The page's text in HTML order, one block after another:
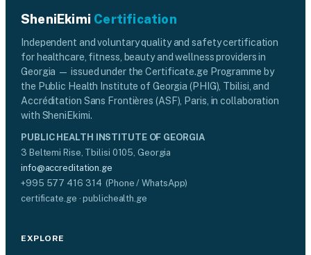
SheniEkimi Certification
Independent and voluntary quality and safety certification
for healthcare, fitness, beauty and wellness providers in
Georgia — issued under the Certificate.ge Programme by
the Public Health Institute of Georgia (PHIG), Tbilisi, and
Accréditation Sans Frontières (ASF), Paris, in collaboration
with SheniEkimi.
PUBLIC HEALTH INSTITUTE OF GEORGIA
3 Beltemi Rise, Tbilisi 0105, Georgia
info@accreditation.ge
+995 577 416 314 (Phone / WhatsApp)
certificate.ge · publichealth.ge
EXPLORE